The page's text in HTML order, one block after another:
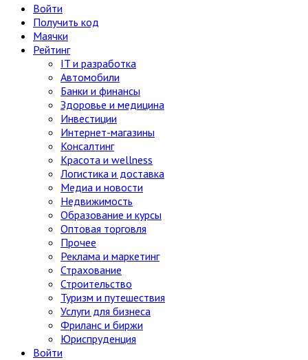
Войти
Получить код
Маячки
Рейтинг
IT и разработка
Автомобили
Банки и финансы
Здоровье и медицина
Инвестиции
Интернет-магазины
Консалтинг
Красота и wellness
Логистика и доставка
Медиа и новости
Недвижимость
Образование и курсы
Оптовая торговля
Прочее
Реклама и маркетинг
Страхование
Строительство
Туризм и путешествия
Услуги для бизнеса
Фриланс и биржи
Юриспруденция
Войти